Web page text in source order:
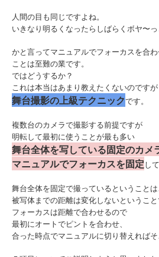
人間の目も同じですよね。
いきなり明るくなったらしばらくボヤ〜っ
かと言ってマニュアルでフォーカスを合
ことは至難の業です。
ではどうするか？
これは本当はあまり教えたくないのですが
舞台撮影の上級テクニックです。
複数台のカメラで撮影する前提ですが
明転して最初に使うことが最も多い
舞台全体を写している固定のカメ
マニュアルでフォーカスを固定し
舞台全体を固定で撮っているということは
被写体までの距離は変化しないということ
フォーカスは距離で合わせるので
最初にオートでピントを合わせ、
合った時点でマニュアルに切り替えればそ